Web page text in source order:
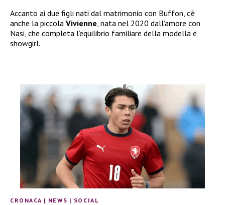
Accanto ai due figli nati dal matrimonio con Buffon, c’è
anche la piccola Vivienne, nata nel 2020 dall’amore con
Nasi, che completa l’equilibrio familiare della modella e
showgirl.
CRONACA | NEWS | SOCIAL